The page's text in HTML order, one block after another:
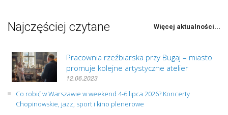
Najczęściej czytane Więcej aktualności...
Pracownia rzeźbiarska przy Bugaj – miasto
promuje kolejne artystyczne atelier
12.06.2023
Co robić w Warszawie w weekend 4-6 lipca 2026? Koncerty
Chopinowskie, jazz, sport i kino plenerowe